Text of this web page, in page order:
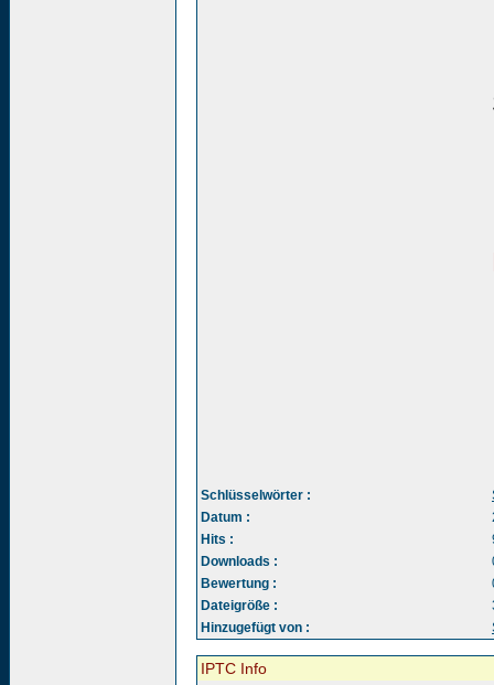
Schlüsselwörter :
Datum :
Hits :
Downloads :
Bewertung :
Dateigröße :
Hinzugefügt von :
IPTC Info